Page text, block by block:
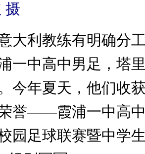
摄
利教练有明确分工
一中高中男足，塔
今年夏天，他们收
誉——霞浦一中高
园足球联赛暨中学